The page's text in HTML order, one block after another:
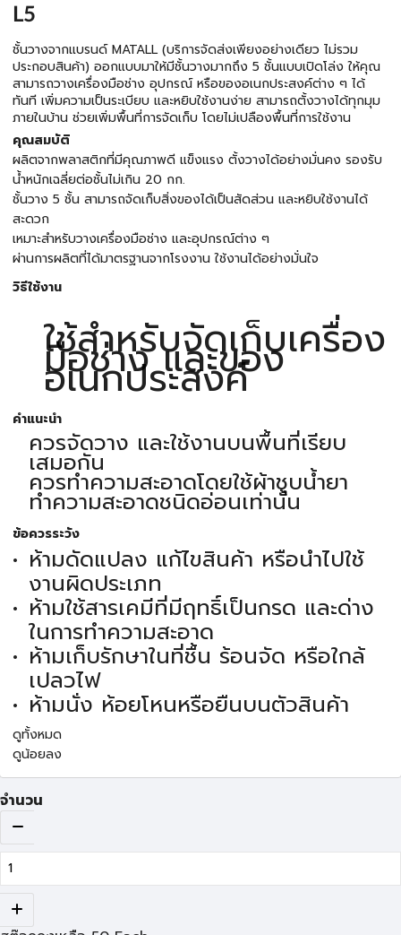
L5
ชั้นวางจากแบรนด์ MATALL (บริการจัดส่งเพียงอย่างเดียว ไม่รวม
ประกอบสินค้า) ออกแบบมาให้มีชั้นวางมากถึง 5 ชั้นแบบเปิดโล่ง ให้คุณ
สามารถวางเครื่องมือช่าง อุปกรณ์ หรือของอเนกประสงค์ต่าง ๆ ได้
ทันที เพิ่มความเป็นระเบียบ และหยิบใช้งานง่าย สามารถตั้งวางได้ทุกมุม
ภายในบ้าน ช่วยเพิ่มพื้นที่การจัดเก็บ โดยไม่เปลืองพื้นที่การใช้งาน
คุณสมบัติ
ผลิตจากพลาสติกที่มีคุณภาพดี แข็งแรง ตั้งวางได้อย่างมั่นคง รองรับ
น้ำหนักเฉลี่ยต่อชั้นไม่เกิน 20 กก.
ชั้นวาง 5 ชั้น สามารถจัดเก็บสิ่งของได้เป็นสัดส่วน และหยิบใช้งานได้
สะดวก
เหมาะสำหรับวางเครื่องมือช่าง และอุปกรณ์ต่าง ๆ
ผ่านการผลิตที่ได้มาตรฐานจากโรงงาน ใช้งานได้อย่างมั่นใจ
วิธีใช้งาน
ใช้สำหรับจัดเก็บเครื่อง
มือช่าง และของ
อเนกประสงค์
คำแนะนำ
ควรจัดวาง และใช้งานบนพื้นที่เรียบ
เสมอกัน
ควรทำความสะอาดโดยใช้ผ้าชุบน้ำยา
ทำความสะอาดชนิดอ่อนเท่านั้น
ข้อควรระวัง
ห้ามดัดแปลง แก้ไขสินค้า หรือนำไปใช้
งานผิดประเภท
ห้ามใช้สารเคมีที่มีฤทธิ์เป็นกรด และด่าง
ในการทำความสะอาด
ห้ามเก็บรักษาในที่ชื้น ร้อนจัด หรือใกล้
เปลวไฟ
ห้ามนั่ง ห้อยโหนหรือยืนบนตัวสินค้า
ดูทั้งหมด
ดูน้อยลง
จำนวน